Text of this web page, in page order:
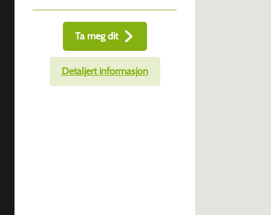
Ta meg dit
Detaljert informasjon